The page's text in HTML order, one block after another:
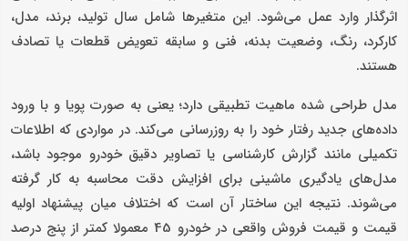
اثرگذار وارد عمل می‌شود. این متغیرها شامل سال تولید، برند، مدل،
کارکرد، رنگ، وضعیت بدنه، فنی و سابقه تعویض قطعات یا تصادف
هستند.
مدل طراحی ‌شده ماهیت تطبیقی دارد؛ یعنی به‌ صورت پویا و با ورود
داده‌های جدید رفتار خود را به‌ روزرسانی می‌کند. در مواردی که اطلاعات
تکمیلی مانند گزارش کارشناسی یا تصاویر دقیق خودرو موجود باشد،
مدل‌های یادگیری ماشینی برای افزایش دقت محاسبه به کار گرفته
می‌شوند. نتیجه این ساختار آن است که اختلاف میان پیشنهاد اولیه
قیمت و قیمت فروش واقعی در خودرو 45 معمولا کمتر از پنج درصد